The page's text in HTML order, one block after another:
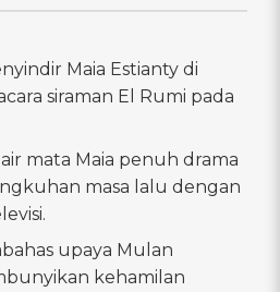
Maia Estianty di
siraman El Rumi pada
mata Maia penuh drama
masa lalu dengan
upaya Mulan
kehamilan